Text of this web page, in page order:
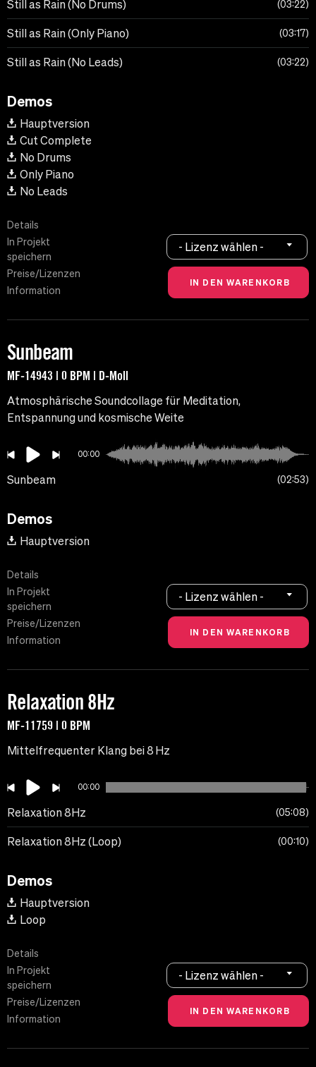
Still as Rain (No Drums) 03:22
Still as Rain (Only Piano) 03:17
Still as Rain (No Leads) 03:22
Demos
Hauptversion
Cut Complete
No Drums
Only Piano
No Leads
Details
In Projekt
speichern
Preise/Lizenzen
Information
- Lizenz wählen -
Sunbeam
MF-14943 | 0 BPM | D-Moll
Atmosphärische Soundcollage für Meditation,
Entspannung und kosmische Weite
00:00
Sunbeam 02:53
Demos
Hauptversion
Details
In Projekt
speichern
Preise/Lizenzen
Information
- Lizenz wählen -
Relaxation 8Hz
MF-11759 | 0 BPM
Mittelfrequenter Klang bei 8 Hz
00:00
Relaxation 8Hz 05:08
Relaxation 8Hz (Loop) 00:10
Demos
Hauptversion
Loop
Details
In Projekt
speichern
Preise/Lizenzen
Information
- Lizenz wählen -